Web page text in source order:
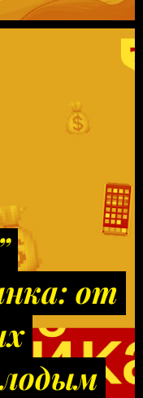
от